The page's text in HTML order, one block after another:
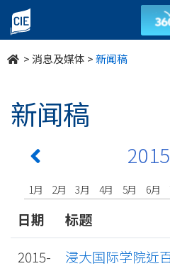
undefined
>消息及媒体 >新闻稿
新闻稿
1月 2月 3月 4月 5月 6月
日期
标题
2015-
浸大国际学院近